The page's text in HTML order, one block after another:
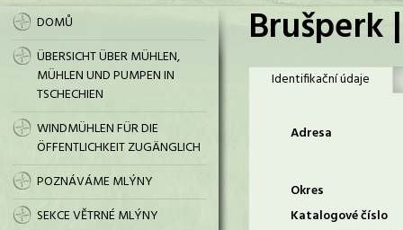
DOMŮ
ÜBERSICHT ÜBER MÜHLEN,
MÜHLEN UND PUMPEN IN
TSCHECHIEN
WINDMÜHLEN FÜR DIE
ÖFFENTLICHKEIT ZUGÄNGLICH
POZNÁVÁME MLÝNY
SEKCE VĚTRNÉ MLÝNY
Brušperk
Identifikační údaje
Adresa
Okres
Katalogové číslo